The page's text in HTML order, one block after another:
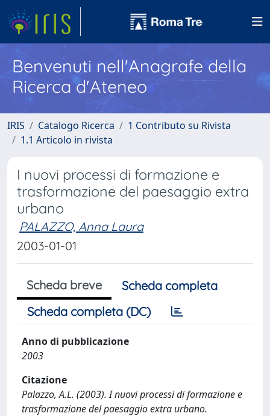
Benvenuti nell'Anagrafe della
Ricerca d'Ateneo
IRIS Catalogo Ricerca
1 Contributo su Rivista
1.1 Articolo in rivista
I nuovi processi di formazione e
trasformazione del paesaggio extra
urbano
PALAZZO, Anna Laura
2003-01-01
Scheda breve
Scheda completa
Scheda completa (DC)
Anno di pubblicazione
2003
Citazione
Palazzo, A.L. (2003). I nuovi processi di formazione e
trasformazione del paesaggio extra urbano.